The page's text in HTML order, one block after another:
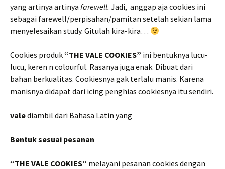
yang artinya artinya farewell. Jadi, anggap aja cookies ini
sebagai farewell/perpisahan/pamitan setelah sekian lama
menyelesaikan study. Gitulah kira-kira…
Cookies produk“THE VALE COOKIES” ini bentuknya lucu-
lucu, keren n colourful. Rasanya juga enak. Dibuat dari
bahan berkualitas. Cookiesnya gak terlalu manis. Karena
manisnya didapat dari icing penghias cookiesnya itu sendiri.
valediambil dari Bahasa Latin yang
Bentuk sesuai pesanan
“THE VALE COOKIES” melayani pesanan cookies dengan